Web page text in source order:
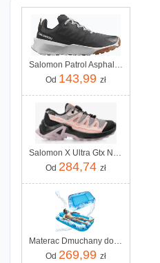
Salomon Patrol Asphalt Rainy Day Pecan Brown
Od 143,99 zł
Salomon X Ultra Gtx Nirva Black Coral
Od 284,74 zł
Materac Dmuchany do Pływania Leżak do Opalania z Poduszką 175cm Niebieski
Od 269,99 zł